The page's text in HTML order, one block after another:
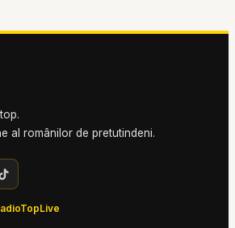
al românilor de pretutindeni.